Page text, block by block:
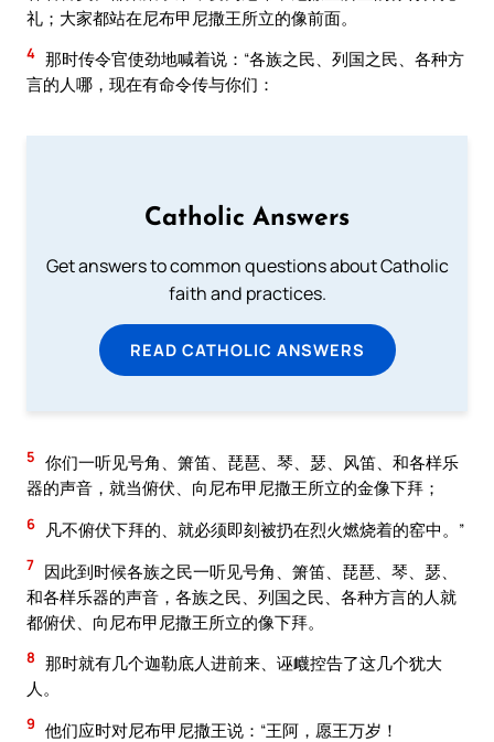
礼；大家都站在尼布甲尼撒王所立的像前面。
4 那时传令官使劲地喊着说：“各族之民、列国之民、各种方
言的人哪，现在有命令传与你们：
Catholic Answers
Get answers to common questions about Catholic
faith and practices.
READ CATHOLIC ANSWERS
5 你们一听见号角、箫笛、琵琶、琴、瑟、风笛、和各样乐
器的声音，就当俯伏、向尼布甲尼撒王所立的金像下拜；
6 凡不俯伏下拜的、就必须即刻被扔在烈火燃烧着的窑中。”
7 因此到时候各族之民一听见号角、箫笛、琵琶、琴、瑟、
和各样乐器的声音，各族之民、列国之民、各种方言的人就
都俯伏、向尼布甲尼撒王所立的像下拜。
8 那时就有几个迦勒底人进前来、诬衊控告了这几个犹大
人。
9 他们应时对尼布甲尼撒王说：“王阿，愿王万岁！